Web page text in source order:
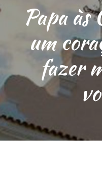
Papa às
um
fazer